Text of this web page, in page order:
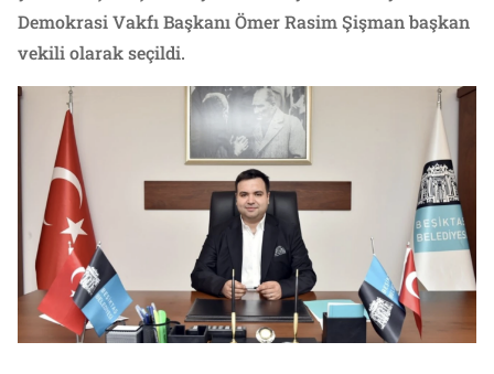
Demokrasi Vakfı Başkanı Ömer Rasim Şişman başkan
vekili olarak seçildi.